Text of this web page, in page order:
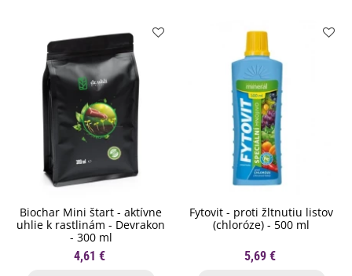
Biochar Mini štart - aktívne
uhlie k rastlinám - Devrakon
- 300 ml
4,61 €
Fytovit - proti žltnutiu listov
(chloróze) - 500 ml
5,69 €